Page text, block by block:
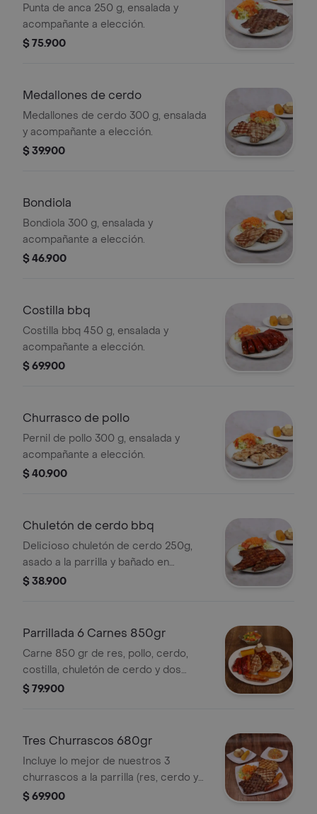
Punta de anca 250 g, ensalada y
acompañante a elección.
$ 75.900
Medallones de cerdo
Medallones de cerdo 300 g, ensalada
y acompañante a elección.
$ 39.900
Bondiola
Bondiola 300 g, ensalada y
acompañante a elección.
$ 46.900
Costilla bbq
Costilla bbq 450 g, ensalada y
acompañante a elección.
$ 69.900
Churrasco de pollo
Pernil de pollo 300 g, ensalada y
acompañante a elección.
$ 40.900
Chuletón de cerdo bbq
Delicioso chuletón de cerdo 250g,
asado a la parrilla y bañado en
exquisita salsa bbq, acompañado de
$ 38.900
Parrillada 6 Carnes 850gr
Carne 850 gr de res, pollo, cerdo,
costilla, chuletón de cerdo y dos
chorizos de la casa. incluye tres
$ 79.900
Tres Churrascos 680gr
Incluye lo mejor de nuestros 3
churrascos a la parrilla (res, cerdo y
pollo) 2 chorizos de la casa. Incluye 2
$ 69.900